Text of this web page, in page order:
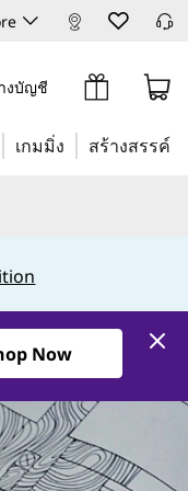
งบัญชี
เกมมิ่ง สร้างสรรค์
Now